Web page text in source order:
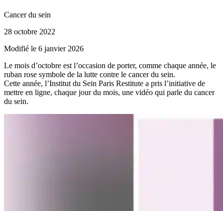
Cancer du sein
28 octobre 2022
Modifié le 6 janvier 2026
Le mois d’octobre est l’occasion de porter, comme chaque année, le
ruban rose symbole de la lutte contre le cancer du sein.
Cette année, l’Institut du Sein Paris Restitute a pris l’initiative de
mettre en ligne, chaque jour du mois, une vidéo qui parle du cancer
du sein.